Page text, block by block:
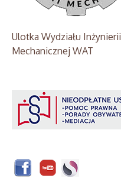
Ulotka Wydziału Inżynierii
Mechanicznej WAT